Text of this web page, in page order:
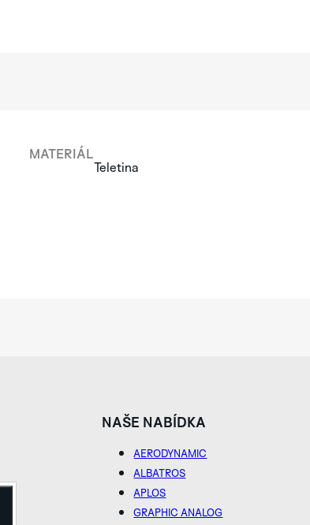
MATERIÁL
Teletina
NAŠE NABÍDKA
AERODYNAMIC
ALBATROS
APLOS
GRAPHIC ANALOG